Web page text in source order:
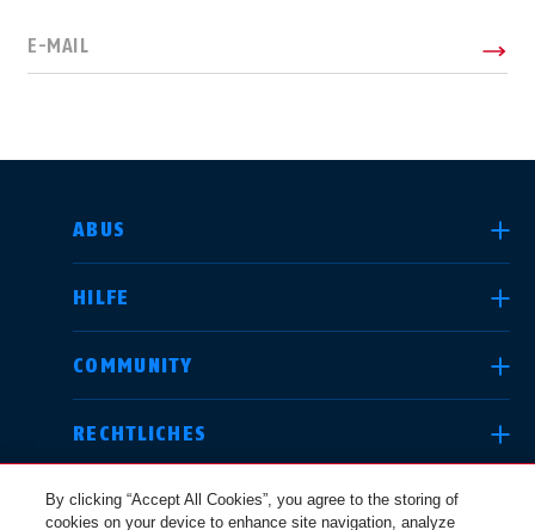
E-MAIL
ABUS
HILFE
COMMUNITY
RECHTLICHES
LAND AUSWÄHLEN
Deutschland
By clicking “Accept All Cookies”, you agree to the storing of
cookies on your device to enhance site navigation, analyze